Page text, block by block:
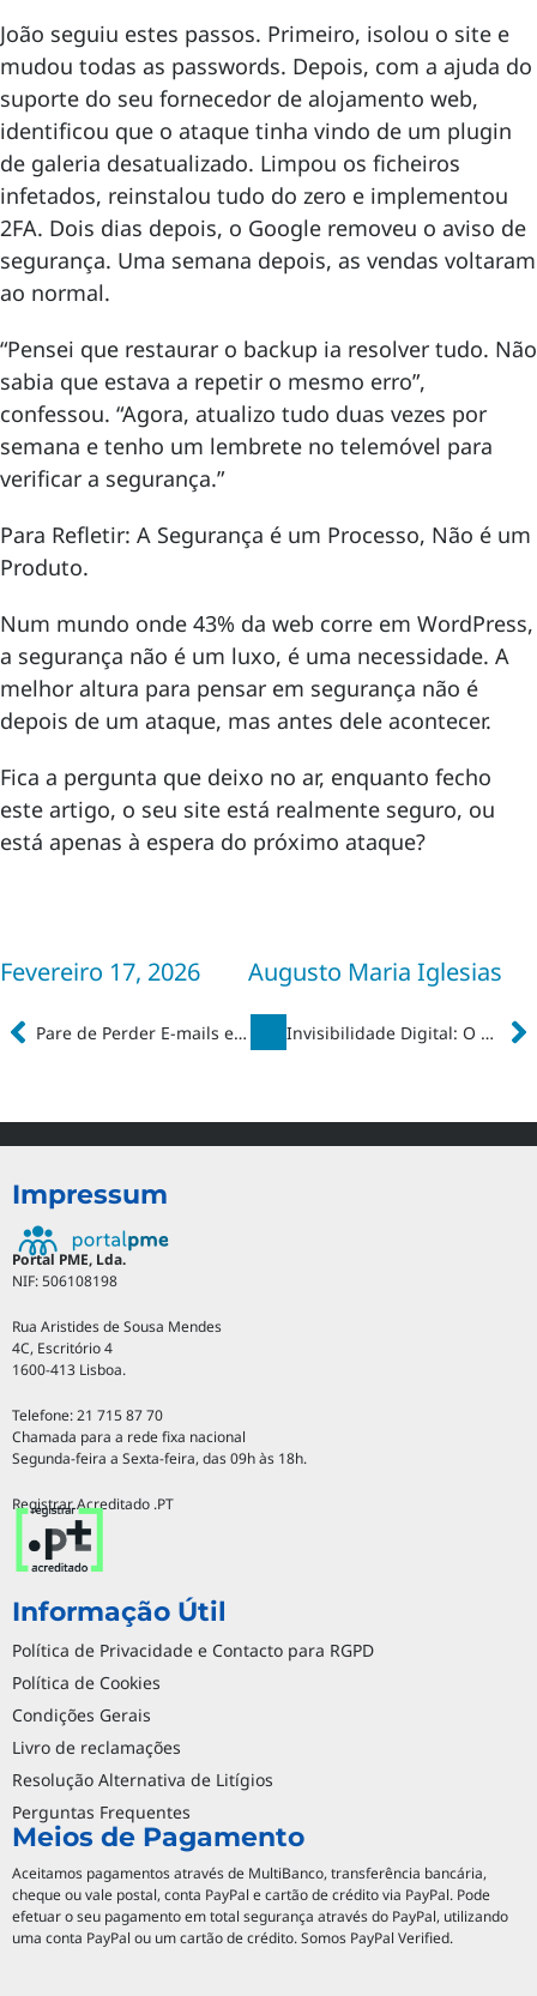
João seguiu estes passos. Primeiro, isolou o site e
mudou todas as passwords. Depois, com a ajuda do
suporte do seu fornecedor de alojamento web,
identificou que o ataque tinha vindo de um plugin
de galeria desatualizado. Limpou os ficheiros
infetados, reinstalou tudo do zero e implementou
2FA. Dois dias depois, o Google removeu o aviso de
segurança. Uma semana depois, as vendas voltaram
ao normal.
“Pensei que restaurar o backup ia resolver tudo. Não
sabia que estava a repetir o mesmo erro”,
confessou. “Agora, atualizo tudo duas vezes por
semana e tenho um lembrete no telemóvel para
verificar a segurança.”
Para Refletir: A Segurança é um Processo, Não é um
Produto.
Num mundo onde 43% da web corre em WordPress,
a segurança não é um luxo, é uma necessidade. A
melhor altura para pensar em segurança não é
depois de um ataque, mas antes dele acontecer.
Fica a pergunta que deixo no ar, enquanto fecho
este artigo, o seu site está realmente seguro, ou
está apenas à espera do próximo ataque?
Fevereiro 17, 2026 Augusto Maria Iglesias
Pare de Perder E-mails e Comece a Ganhar Confiança: A Solução que a Sua Instituição Precisa Invisibilidade Digital: O Risco Silencioso que Está a Afastar os Clientes da Sua Empresa
Impressum
Portal PME, Lda.
NIF: 506108198
Rua Aristides de Sousa Mendes
4C, Escritório 4
1600-413 Lisboa.
Telefone: 21 715 87 70
Chamada para a rede fixa nacional
Segunda-feira a Sexta-feira, das 09h às 18h.
Registrar Acreditado .PT
Informação Útil
Política de Privacidade e Contacto para RGPD
Política de Cookies
Condições Gerais
Livro de reclamações
Resolução Alternativa de Litígios
Perguntas Frequentes
Meios de Pagamento
Aceitamos pagamentos através de MultiBanco, transferência bancária,
cheque ou vale postal, conta PayPal e cartão de crédito via PayPal. Pode
efetuar o seu pagamento em total segurança através do PayPal, utilizando
uma conta PayPal ou um cartão de crédito. Somos PayPal Verified.